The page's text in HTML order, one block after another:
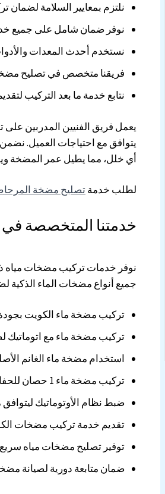
نلتزم بمعايير السلامة لضمان
نوفر ضمان شامل على جميع
نستخدم أحدث المعدات
فريقنا متخصص في تصليح
نتابع خدمة ما بعد التركيب
يعمل فريق الفنيين المدربين على
يتوافق مع احتياجات العميل.
أي خلل، مما يطيل عمر المضخة
لطلب خدمةتصليح مضخة
خدمتنا المتخصصة
نوفر خدمات تركيب مضخات مياه
جميع أنواع مضخات الماء الذكية
تركيب مضخة ماء الكويت
تركيب مضخة ماء مع اتوماتيك
استخدام مضخة ماء الغانم
تركيب مضخة ماء 1 حصان للحفاظ على كفاءة عالية مع استهلاك منخفض للكهرباء
ضبط نظام الأوتوماتيك
تقديم خدمة تركيب مضخات
توفير تصليح مضخات مياه
ضمان متابعة دورية لصيانة